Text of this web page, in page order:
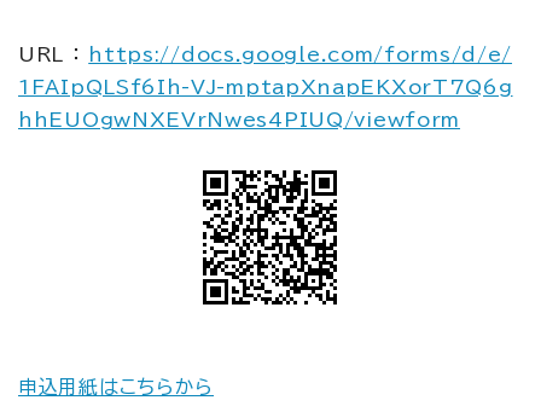
URL ：
https://docs.google.com/forms/d/e/
1FAIpQLSf6Ih-VJ-mptapXnapEKXorT7Q6g
hhEUOgwNXEVrNwes4PIUQ/viewform
申込用紙はこちらから